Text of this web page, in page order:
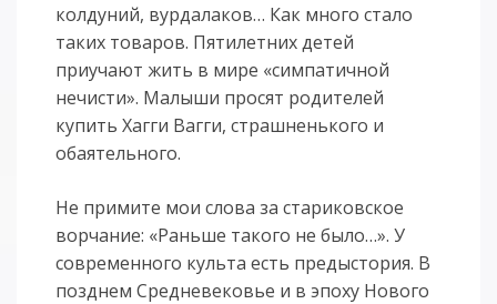
колдуний, вурдалаков… Как много стало
таких товаров. Пятилетних детей
приучают жить в мире «симпатичной
нечисти». Малыши просят родителей
купить Хагги Вагги, страшненького и
обаятельного.
Не примите мои слова за стариковское
ворчание: «Раньше такого не было…». У
современного культа есть предыстория. В
позднем Средневековье и в эпоху Нового